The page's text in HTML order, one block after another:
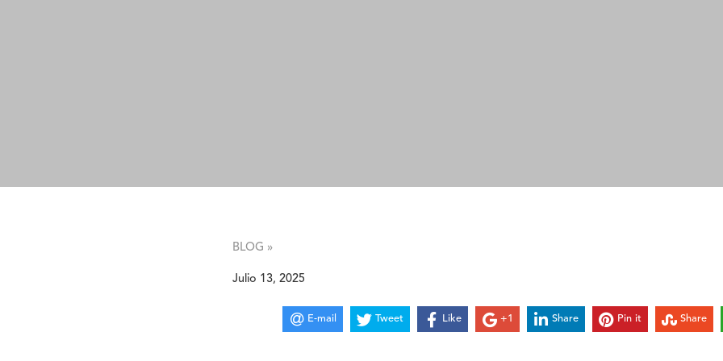
BLOG »
Julio 13, 2025
E-mail Tweet Like +1 Share Pin it Share